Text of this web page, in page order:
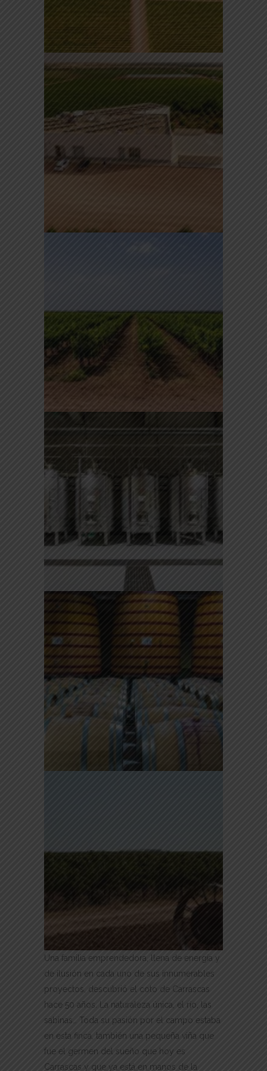
Una familia emprendedora, llena de energía y
de ilusión en cada uno de sus innumerables
proyectos, descubrió el coto de Carrascas
hace 50 años. La naturaleza única, el río, las
sabinas… Toda su pasión por el campo estaba
en esta finca, también una pequeña viña que
fue el germen del sueño que hoy es
Carrascas y que ya está en manos de la